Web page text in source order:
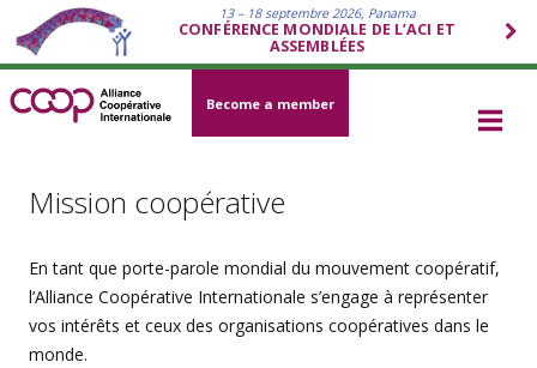
13 – 18 septembre 2026, Panama
CONFÉRENCE MONDIALE DE L’ACI ET
ASSEMBLÉES
Become a member
Mission coopérative
En tant que porte-parole mondial du mouvement coopératif,
l’Alliance Coopérative Internationale s’engage à représenter
vos intérêts et ceux des organisations coopératives dans le
monde.